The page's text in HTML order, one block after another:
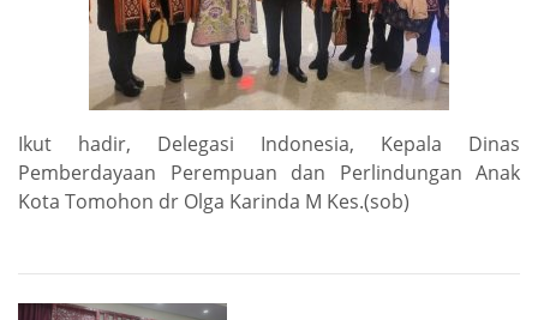
Ikut hadir, Delegasi Indonesia, Kepala Dinas
Pemberdayaan Perempuan dan Perlindungan Anak
Kota Tomohon dr Olga Karinda M Kes.(sob)